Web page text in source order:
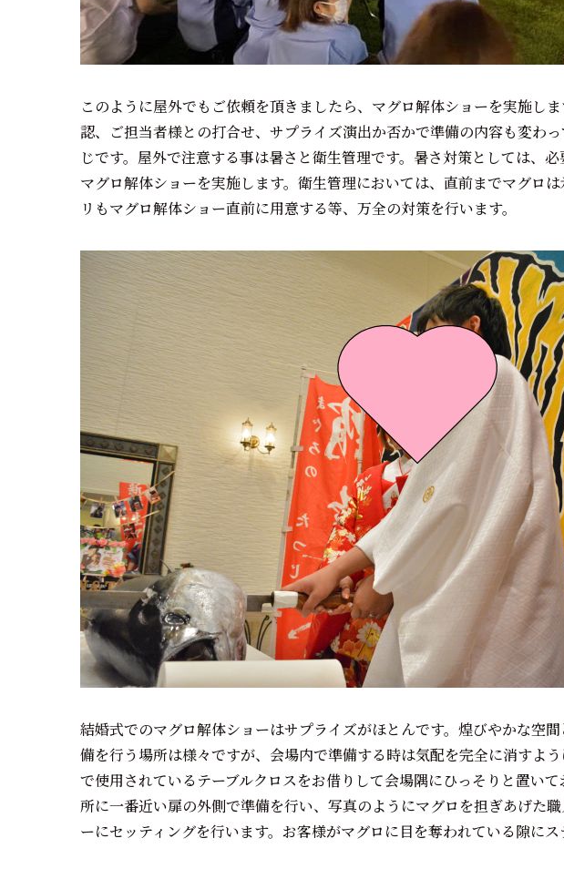
このように屋外でもご依頼を頂きましたら、マグロ解体ショーを実施し
認、ご担当者様との打合せ、サプライズ演出か否かで準備の内容も変わ
じです。屋外で注意する事は暑さと衛生管理です。暑さ対策としては、
マグロ解体ショーを実施します。衛生管理においては、直前までマグロ
リもマグロ解体ショー直前に用意する等、万全の対策を行います。
結婚式でのマグロ解体ショーはサプライズがほとんです。煌びやかな空
備を行う場所は様々ですが、会場内で準備する時は気配を完全に消すよ
で使用されているテーブルクロスをお借りして会場隅にひっそりと置い
所に一番近い扉の外側で準備を行い、写真のようにマグロを担ぎあげた
ーにセッティングを行います。お客様がマグロに目を奪われている隙にス